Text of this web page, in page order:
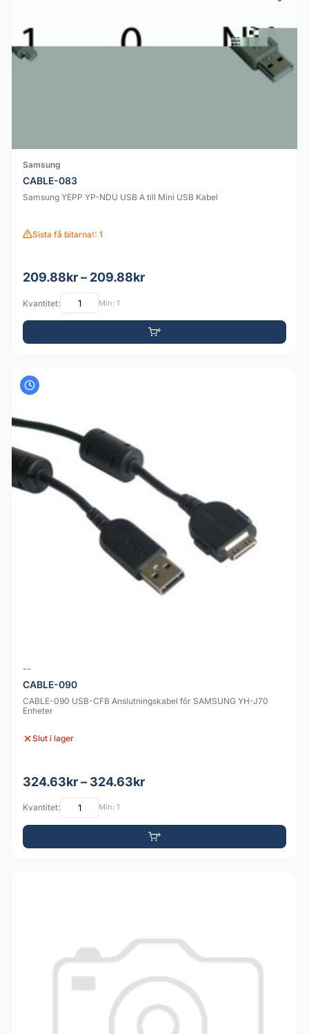
Samsung
CABLE-083
Samsung YEPP YP-NDU USB A till Mini USB Kabel
Sista få bitarna!: 1
209.88kr – 209.88kr
Kvantitet: Min: 1
--
CABLE-090
CABLE-090 USB-CFB Anslutningskabel för SAMSUNG YH-J70
Enheter
Slut i lager
324.63kr – 324.63kr
Kvantitet: Min: 1